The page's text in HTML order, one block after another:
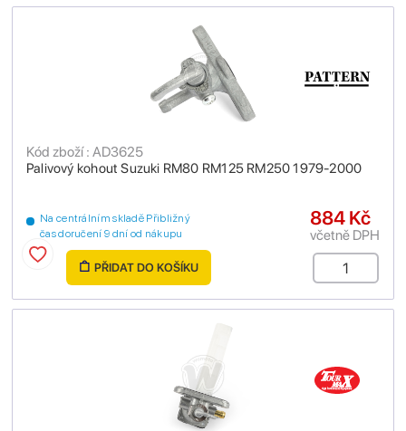
Palivový kohout Suzuki RM80 RM125 RM250 1979-2000
Kód zboží : AD3625
Na centrálním skladě Přibližný
čas doručení 9 dní od nákupu
884 Kč
včetně DPH
PŘIDAT DO KOŠÍKU